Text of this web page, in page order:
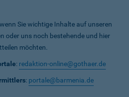
Sie wichtige Inhalte auf unseren
oder uns noch bestehende und hier
möchten.
: redaktion-online@gothaer.de
: portale@barmenia.de